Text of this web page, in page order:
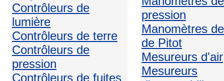
Contrôleurs de
lumière
Contrôleurs de terre
Contrôleurs de
pression
Contrôleurs de fuites
pression
Manomètres
de Pitot
Mesureurs d'air
Mesureurs